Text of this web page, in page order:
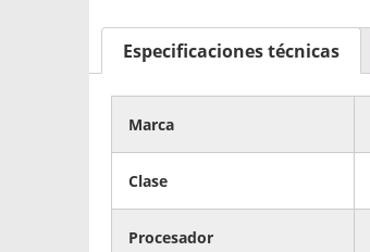
Especificaciones técnicas
Marca
Clase
Procesador